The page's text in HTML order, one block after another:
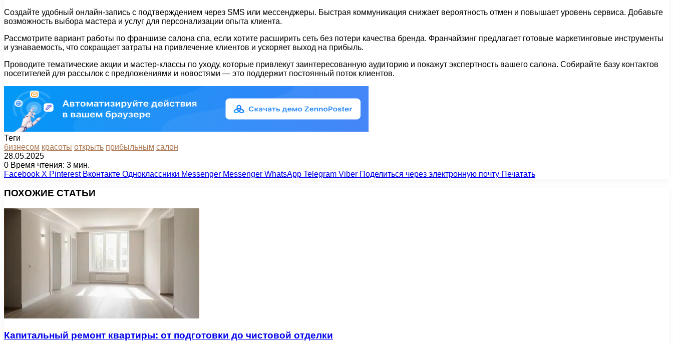
Создайте удобный онлайн-запись с подтверждением через SMS или мессенджеры. Быстрая коммуникация снижает вероятность отмен и повышает уровень сервиса. Добавьте
возможность выбора мастера и услуг для персонализации опыта клиента.
Рассмотрите вариант работы по франшизе салона спа, если хотите расширить сеть без потери качества бренда. Франчайзинг предлагает готовые маркетинговые инструменты
и узнаваемость, что сокращает затраты на привлечение клиентов и ускоряет выход на прибыль.
Проводите тематические акции и мастер-классы по уходу, которые привлекут заинтересованную аудиторию и покажут экспертность вашего салона. Собирайте базу контактов
посетителей для рассылок с предложениями и новостями — это поддержит постоянный поток клиентов.
Теги
бизнесом красоты открыть прибыльным салон
28.05.2025
0 Время чтения: 3 мин.
Facebook X Pinterest Вконтакте Одноклассники Messenger Messenger WhatsApp Telegram Viber Поделиться через электронную почту Печатать
ПОХОЖИЕ СТАТЬИ
Капитальный ремонт квартиры: от подготовки до чистовой отделки